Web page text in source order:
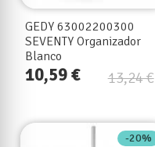
GEDY 63002200300
SEVENTY Organizador
Blanco
13,24 €
10,59 €
-20%